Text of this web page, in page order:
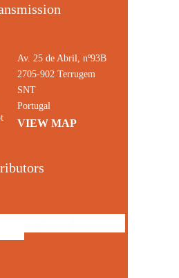
Av. 25 de Abril, nº93B
2705-902 Terrugem
SNT
Portugal
VIEW MAP